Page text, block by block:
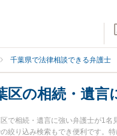
千葉県で法律相談できる弁護士
区の相続・遺言
で相続・遺言に強い弁護士が1
絞り込み検索もでき便利です。